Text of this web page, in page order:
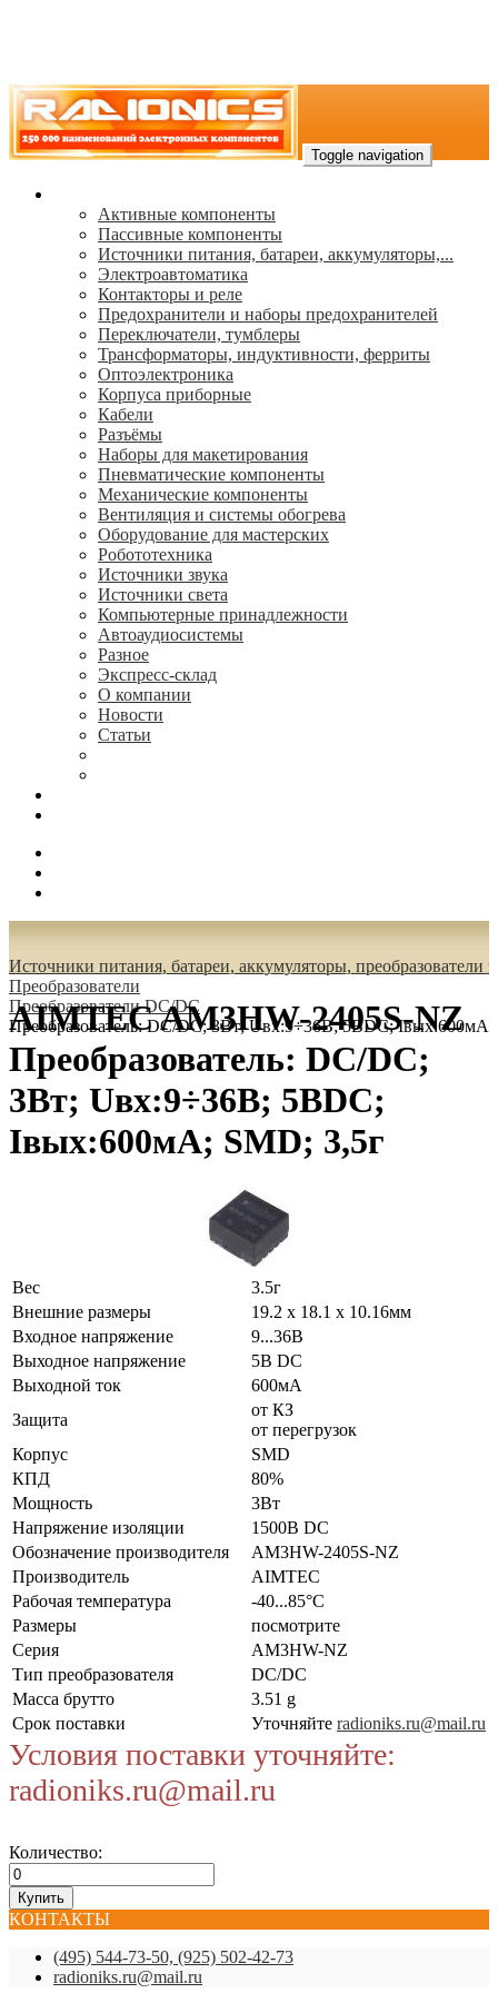
Toggle navigation
Активные компоненты
Пассивные компоненты
Источники питания, батареи, аккумуляторы,...
Электроавтоматика
Контакторы и реле
Предохранители и наборы предохранителей
Переключатели, тумблеры
Трансформаторы, индуктивности, ферриты
Oптоэлектроника
Корпуса приборные
Кабели
Разъёмы
Наборы для макетирования
Пневматические компоненты
Механические компоненты
Вентиляция и системы обогрева
Оборудование для мастерских
Робототехника
Источники звука
Источники света
Компьютерные принадлежности
Автоаудиосистемы
Разное
Экспресс-склад
О компании
Новости
Статьи
Источники питания, батареи, аккумуляторы, преобразователи
Преобразователи
Преобразователи DC/DC
Преобразователь: DC/DC; 3Вт; Uвх:9÷36В; 5ВDC; Iвых:600мА;
AIMTEC AM3HW-2405S-NZ
Преобразователь: DC/DC;
3Вт; Uвх:9÷36В; 5ВDC;
Iвых:600мА; SMD; 3,5г
Вес
3.5г
Внешние размеры
19.2 x 18.1 x 10.16мм
Входное напряжение
9...36В
Выходное напряжение
5В DC
Выходной ток
600мА
Защита
от КЗ
от перегрузок
Корпус
SMD
КПД
80%
Мощность
3Вт
Напряжение изоляции
1500В DC
Обозначение производителя
AM3HW-2405S-NZ
Производитель
AIMTEC
Рабочая температура
-40...85°C
Размеры
посмотрите
Серия
AM3HW-NZ
Тип преобразователя
DC/DC
Масса брутто
3.51 g
Срок поставки
Уточняйте radioniks.ru@mail.ru
Условия поставки уточняйте:
radioniks.ru@mail.ru
Количество:
КОНТАКТЫ
(495) 544-73-50, (925) 502-42-73
radioniks.ru@mail.ru